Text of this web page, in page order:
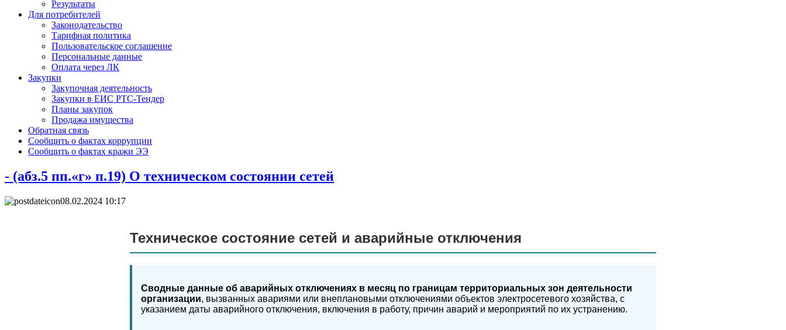
Результаты
Для потребителей
Законодательство
Тарифная политика
Пользовательское соглашение
Персональные данные
Оплата через ЛК
Закупки
Закупочная деятельность
Закупки в ЕИС РТС-Тендер
Планы закупок
Продажа имущества
Обратная связь
Сообщить о фактах коррупции
Сообщить о фактах кражи ЭЭ
- (абз.5 пп.«г» п.19) О техническом состоянии сетей
08.02.2024 10:17
Техническое состояние сетей и аварийные отключения
Сводные данные об аварийных отключениях в месяц по границам территориальных зон деятельности
организации, вызванных авариями или внеплановыми отключениями объектов электросетевого хозяйства, с
указанием даты аварийного отключения, включения в работу, причин аварий и мероприятий по их устранению.